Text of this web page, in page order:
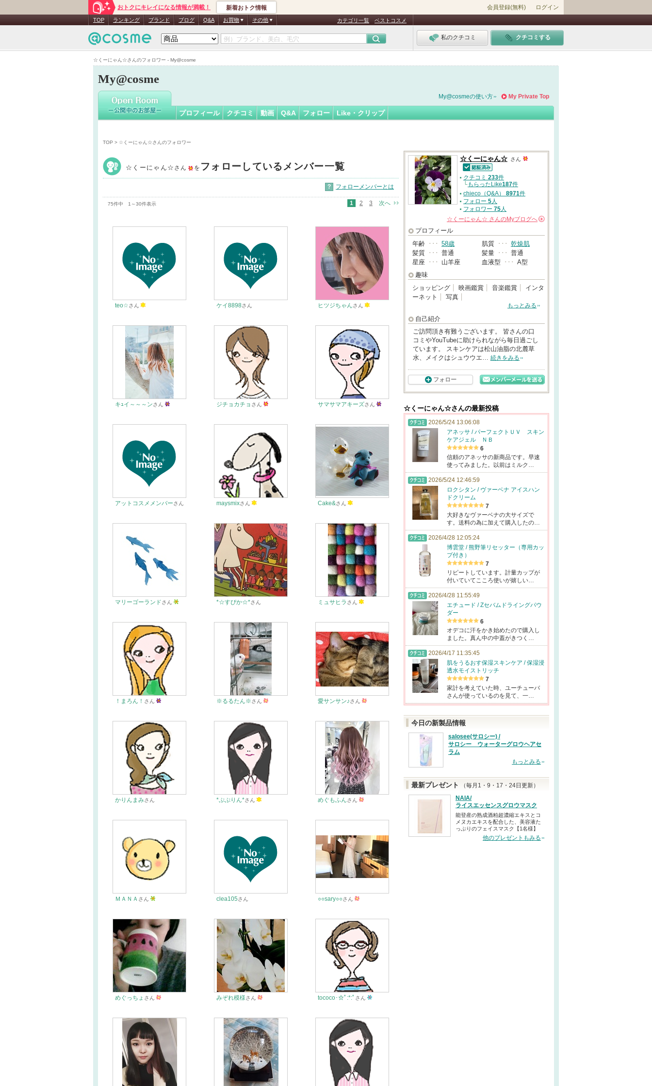
☆くーにゃん☆さんのフォロワー - My@cosme
おトクにキレイになる情報が満載！ 新着おトク情報 会員登録(無料) ログイン
TOP ランキング ブランド ブログ Q&A お買物 その他 カテゴリ一覧 ベストコスメ
私のクチコミ クチコミする
My@cosme
☆くーにゃん☆さん
認
証
My Private Top
My@cosmeの使い方
プロフィール クチコミ 動画 Q&A フォロー Like・クリップ
TOP > ☆くーにゃん☆さんのフォロワー
☆くーにゃん☆ さん を フォローしているメンバー一覧
? フォローメンバーとは
75件中 1～30件表示 1 2 3 次へ
teo☆さん ケイ8898さん ヒツジちゃんさん
キｭイ～～～ンさん ジチョカチョ さん サマサマアキーズさん
アットコスメメンバーさん maysmixさん Cake&さん
マリーゴーランドさん *☆すぴか☆*さん ミュサヒラ さん
！まろん！ さん ※るるたん※さん 愛サンサン♪さん
かりんまみさん *ぷぷりん*さん めぐもふんさん
ＭＡＮＡ さん clea105さん ○○sary○○さん
めぐっちょ さん みぞれ模様さん tococo･☆ﾟ:*:ﾟ さん
☆くーにゃん☆ さん
認証済
クチコミ 233件
└もらったLike187件
chieco（Q&A） 8971件
フォロー 5人
フォロワー 75人
☆くーにゃん☆ さんのMyブログへ
プロフィール
年齢 ･･･ 58歳 肌質 ･･･ 乾燥肌
髪質 ･･･ 普通 髪量 ･･･ 普通
星座 ･･･ 山羊座 血液型 ･･･ A型
趣味
ショッピング
映画鑑賞 音楽鑑賞
インタ
ーネット
写真
もっとみる
自己紹介
ご訪問頂き有難うございます。 皆さんの口
コミやYouTubeに助けられながら毎日過ごし
ています。 スキンケアは松山油脂の北麓草
水、メイクはシュウウエ… 続きをみる
フォロー
☆くーにゃん☆さんの最新投稿
2026/5/24 13:06:08
アネッサ / パーフェクトＵＶ スキン
ケアジェル ＮＢ
6
信頼のアネッサの新商品です。早速
使ってみました。以前はミルク…
2026/5/24 12:46:59
ロクシタン / ヴァーベナ アイスハン
ドクリーム
7
大好きなヴァーベナの大サイズで
す。送料の為に加えて購入したの…
2026/4/28 12:05:24
博雲堂 / 熊野筆リセッター（専用カッ
プ付き）
7
リピートしています。計量カップが
付いていてこころ使いが嬉しい…
2026/4/28 11:55:49
エチュード / Zセバムドライングパウ
ダー
6
オデコに汗をかき始めたので購入し
ました。真ん中の中蓋がきつく…
2026/4/17 11:35:45
肌をうるおす保湿スキンケア / 保湿浸
透水モイストリッチ
7
家計を考えていた時、ユーチューバ
さんが使っているのを見て、一…
今日の新製品情報
salosee(サロシー) /
サロシー ウォーターグロウヘアセ
ラム
もっとみる
最新プレゼント
（毎月1・9・17・24日更新）
NAIA/
ライスエッセンスグロウマスク
能登産の熟成酒粕超濃縮エキスとコ
メヌカエキスを配合した、美容液た
っぷりのフェイスマスク【1名様】
他のプレゼントもみる